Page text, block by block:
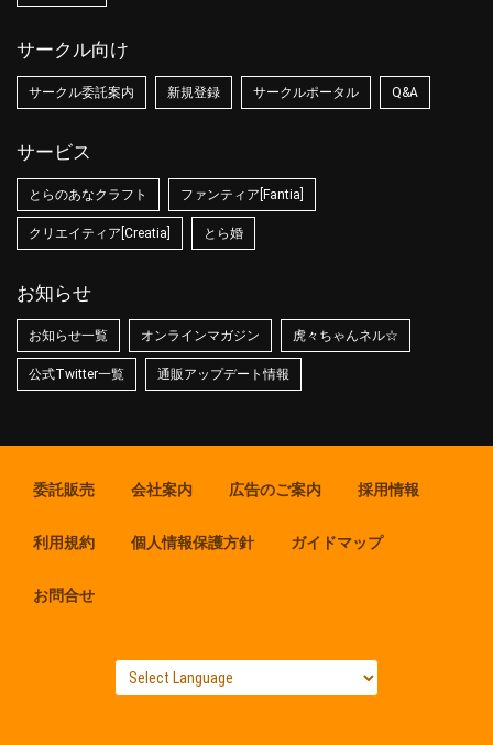
サークル向け
サークル委託案内 新規登録 サークルポータル Q&A
サービス
とらのあなクラフト ファンティア[Fantia]
クリエイティア[Creatia] とら婚
お知らせ
お知らせ一覧 オンラインマガジン 虎々ちゃんネル☆
公式Twitter一覧 通販アップデート情報
委託販売 会社案内 広告のご案内 採用情報
利用規約 個人情報保護方針 ガイドマップ
お問合せ